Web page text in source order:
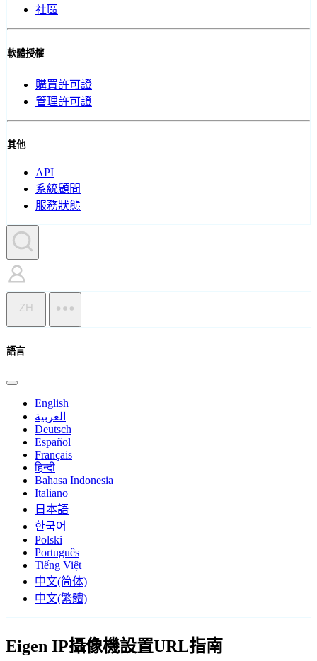
社區
軟體授權
購買許可證
管理許可證
其他
API
系統顧問
服務狀態
ZH
語言
English
العربية
Deutsch
Español
Français
हिन्दी
Bahasa Indonesia
Italiano
日本語
한국어
Polski
Português
Tiếng Việt
中文(简体)
中文(繁體)
Eigen IP攝像機設置URL指南